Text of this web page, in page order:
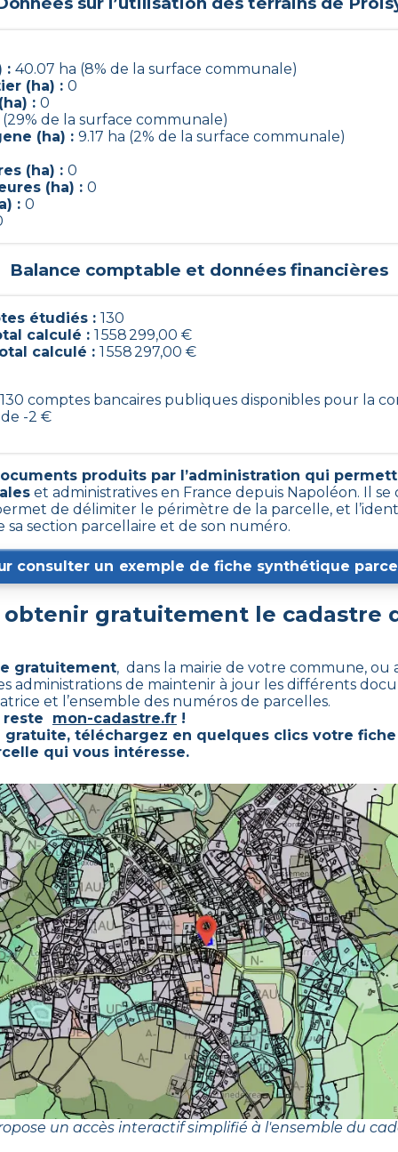
: 40.07 ha (8% de la surface communale)
(ha) : 0
: 0
(29% de la surface communale)
(ha) : 9.17 ha (2% de la surface communale)
(ha) : 0
(ha) : 0
: 0
Balance comptable et données financières
étudiés : 130
calculé : 1 558 299,00 €
calculé : 1 558 297,00 €
comptes bancaires publiques disponibles pour la
-2 €
produits par l’administration qui
et administratives en France depuis Napoléon. Il
de délimiter le périmètre de la parcelle, et
section parcellaire et de son numéro.
consulter un exemple de fiche synthétique
obtenir gratuitement le cadastre
gratuitement, dans la mairie de votre commune, ou
administrations de maintenir à jour les différents
et l’ensemble des numéros de parcelles.
reste mon-cadastre.fr !
gratuite, téléchargez en quelques clics votre
qui vous intéresse.
un accès interactif simplifié à l'ensemble du